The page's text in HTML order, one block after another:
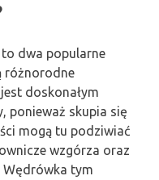
to dwa popularne
różnorodne
jest doskonałym
ponieważ skupia się
mogą tu podziwiać
wzgórza oraz
tym